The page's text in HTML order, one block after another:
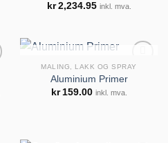
huskeliste
kr 2,234.95 inkl. mva.
UTSOLGT
MALING, LAKK OG SPRAY
Aluminium Primer
kr 159.00 inkl. mva.